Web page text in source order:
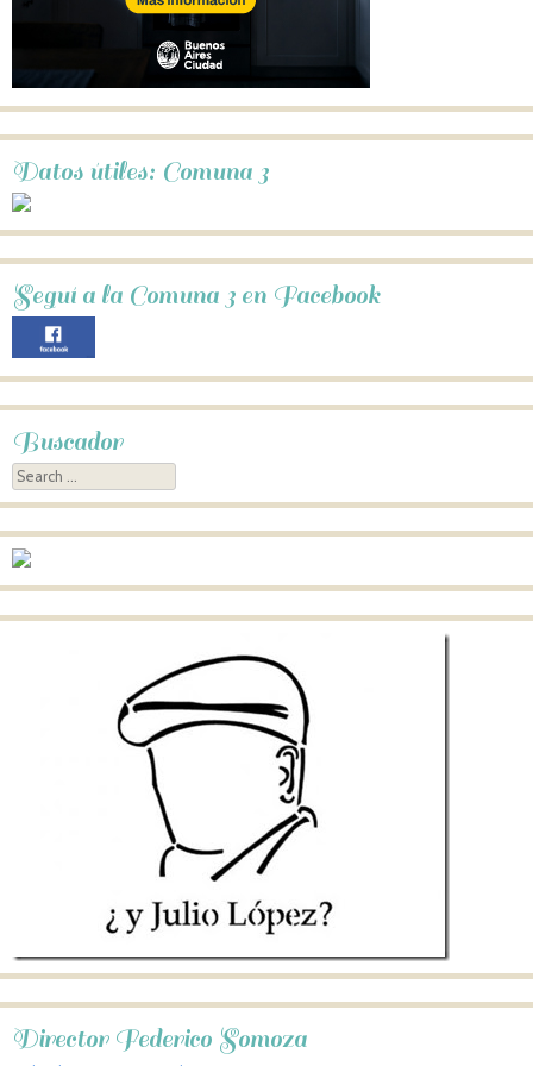
Datos útiles: Comuna 3
Seguí a la Comuna 3 en Facebook
Buscador
Search
Director Federico Somoza